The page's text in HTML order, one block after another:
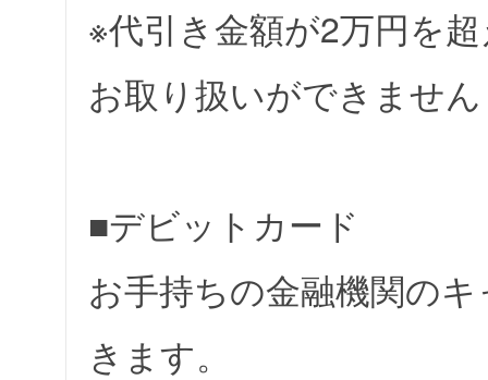
※代引き金額が2万円を
お取り扱いができません
■デビットカード
お手持ちの金融機関の
きます。